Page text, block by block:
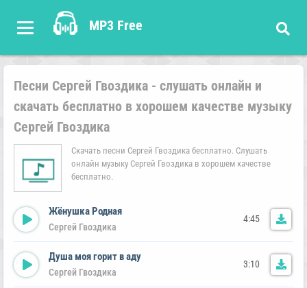
MP3 Free
Песни Сергей Гвоздика - слушать онлайн и
скачать бесплатно в хорошем качестве музыку
Сергей Гвоздика
Скачать песни Сергей Гвоздика бесплатно. Слушать
онлайн музыку Сергей Гвоздика в хорошем качестве
бесплатно.
Жёнушка Родная
Сергей Гвоздика
4:45
Душа моя горит в аду
Сергей Гвоздика
3:10